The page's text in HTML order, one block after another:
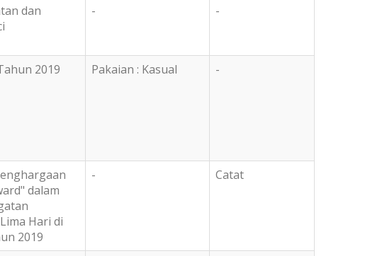
dan
- -
2019 Pakaian : Kasual -
dalam
Hari di
2019
- Catat